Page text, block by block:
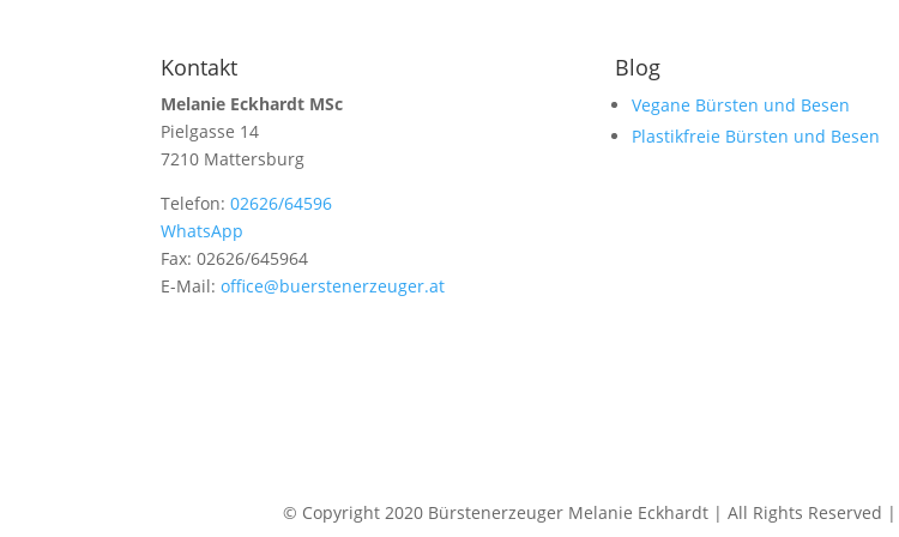
Kontakt
Melanie Eckhardt MSc
Pielgasse 14
7210 Mattersburg
Telefon:02626/64596
WhatsApp
Fax: 02626/645964
E-Mail:office@buerstenerzeuger.at
Blog
Vegane Bürsten und Besen
Plastikfreie Bürsten und Besen
© Copyright 2020 Bürstenerzeuger Melanie Eckhardt | All Rights Reserved |